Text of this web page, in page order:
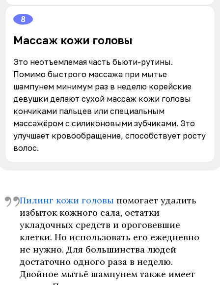
8
Массаж кожи головы
Это неотъемлемая часть бьюти-рутины.
Помимо быстрого массажа при мытье
шампунем минимум раз в неделю корейские
девушки делают сухой массаж кожи головы
кончиками пальцев или специальным
массажёром с силиконовыми зубчиками. Это
улучшает кровообращение, способствует росту
волос.
Пилинг кожи головы помогает удалить
избыток кожного сала, остатки
укладочных средств и ороговевшие
клетки. Но использовать его ежедневно
не нужно. Для большинства людей
достаточно одного раза в неделю.
Двойное мытьё шампунем также имеет